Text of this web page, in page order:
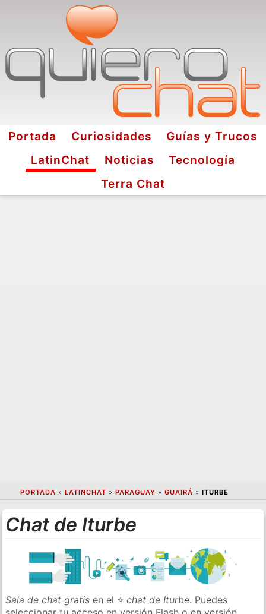
Portada Curiosidades
Guías y Trucos
LatinChat
Noticias
Tecnología
Terra Chat
PORTADA » LATINCHAT » PARAGUAY » GUAIRÁ » ITURBE
Chat de Iturbe
Sala de chat gratis en el ⭐chat de Iturbe. Puedes